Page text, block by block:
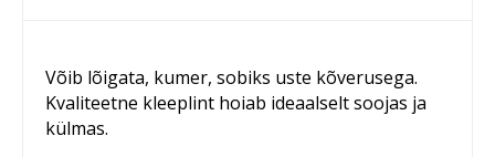
Võib lõigata, kumer, sobiks uste kõverusega.
Kvaliteetne kleeplint hoiab ideaalselt soojas ja
külmas.